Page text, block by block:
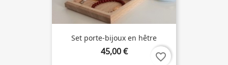
Set porte-bijoux en hêtre
45,00 € favorite_border